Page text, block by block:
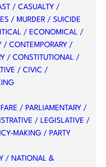
/ CASUALTY /
/ MURDER / SUICIDE
/ ECONOMICAL /
/ CONTEMPORARY /
/ CONSTITUTIONAL /
/ CIVIC /
/ PARLIAMENTARY /
/ LEGISLATIVE /
MAKING / PARTY
/ NATIONAL &